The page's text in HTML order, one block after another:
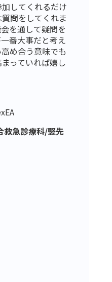
してくれるだけ
問をしてくれま
を通して疑問を
番大事だと考え
め合う意味でも
っていれば嬉し
救急診療科/竪先